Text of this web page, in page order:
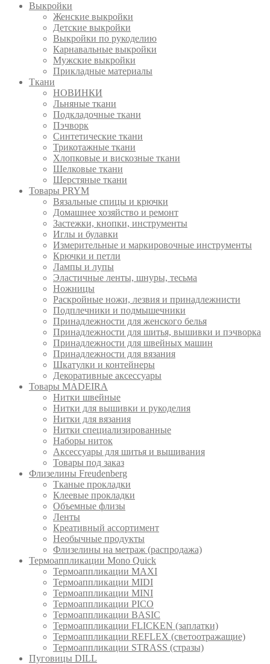
Выкройки
Женские выкройки
Детские выкройки
Выкройки по рукоделию
Карнавальные выкройки
Мужские выкройки
Прикладные материалы
Ткани
НОВИНКИ
Льняные ткани
Подкладочные ткани
Пэчворк
Синтетические ткани
Трикотажные ткани
Хлопковые и вискозные ткани
Шелковые ткани
Шерстяные ткани
Товары PRYM
Вязальные спицы и крючки
Домашнее хозяйство и ремонт
Застежки, кнопки, инструменты
Иглы и булавки
Измерительные и маркировочные инструменты
Крючки и петли
Лампы и лупы
Эластичные ленты, шнуры, тесьма
Ножницы
Раскройные ножи, лезвия и принадлежнисти
Подплечники и подмышечники
Принадлежности для женского белья
Принадлежности для шитья, вышивки и пэчворка
Принадлежности для швейных машин
Принадлежности для вязания
Шкатулки и контейнеры
Декоративные аксессуары
Товары MADEIRA
Нитки швейные
Нитки для вышивки и рукоделия
Нитки для вязания
Нитки специализированные
Наборы ниток
Аксессуары для шитья и вышивания
Товары под заказ
Флизелины Freudenberg
Тканые прокладки
Клеевые прокладки
Объемные флизы
Ленты
Креативный ассортимент
Необычные продукты
Флизелины на метраж (распродажа)
Термоаппликации Mono Quick
Термоаппликации MAXI
Термоаппликации MIDI
Термоаппликации MINI
Термоаппликации PICO
Термоаппликации BASIC
Термоаппликации FLICKEN (заплатки)
Термоаппликации REFLEX (светоотражащие)
Термоаппликации STRASS (стразы)
Пуговицы DILL